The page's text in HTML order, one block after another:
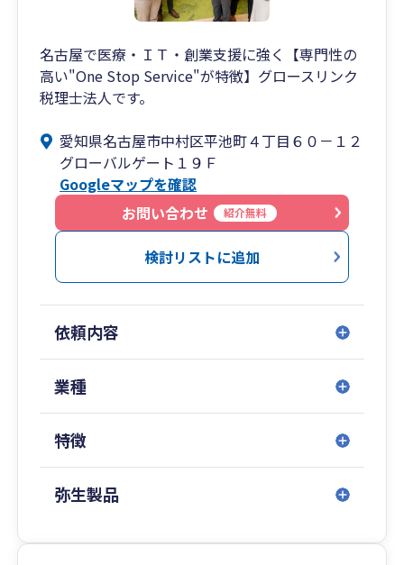
名古屋で医療・ＩＴ・創業支援に強く【専門性の
高い"One Stop Service"が特徴】グロースリンク
税理士法人です。
愛知県名古屋市中村区平池町４丁目６０－１２
グローバルゲート１９Ｆ
Googleマップを確認
お問い合わせ
紹介無料
検討リストに追加
依頼内容
業種
特徴
弥生製品